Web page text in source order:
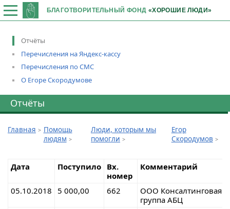
БЛАГОТВОРИТЕЛЬНЫЙ ФОНД «ХОРОШИЕ ЛЮДИ»
Отчёты
Перечисления на Яндекс-кассу
Перечисления по СМС
О Егоре Скородумове
Отчёты
Главная
Помощь
людям
Люди, которым мы
помогли
Егор
Скородумов
Дата Поступило
Вх.
номер
Комментарий
05.10.2018 5 000,00 662
ООО Консалтинговая
группа АБЦ